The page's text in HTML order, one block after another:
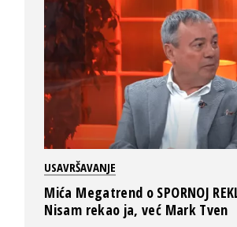
USAVRŠAVANJE
Mića Megatrend o SPORNOJ
Nisam rekao ja, već Mark Tven